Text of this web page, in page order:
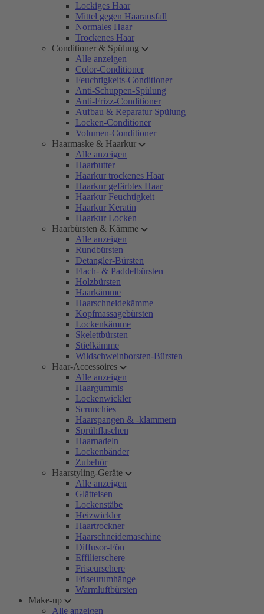
Lockiges Haar
Mittel gegen Haarausfall
Normales Haar
Trockenes Haar
Conditioner & Spülung
Alle anzeigen
Color-Conditioner
Feuchtigkeits-Conditioner
Anti-Schuppen-Spülung
Anti-Frizz-Conditioner
Aufbau & Reparatur Spülung
Locken-Conditioner
Volumen-Conditioner
Haarmaske & Haarkur
Alle anzeigen
Haarbutter
Haarkur trockenes Haar
Haarkur gefärbtes Haar
Haarkur Feuchtigkeit
Haarkur Keratin
Haarkur Locken
Haarbürsten & Kämme
Alle anzeigen
Rundbürsten
Detangler-Bürsten
Flach- & Paddelbürsten
Holzbürsten
Haarkämme
Haarschneidekämme
Kopfmassagebürsten
Lockenkämme
Skelettbürsten
Stielkämme
Wildschweinborsten-Bürsten
Haar-Accessoires
Alle anzeigen
Haargummis
Lockenwickler
Scrunchies
Haarspangen & -klammern
Sprühflaschen
Haarnadeln
Lockenbänder
Zubehör
Haarstyling-Geräte
Alle anzeigen
Glätteisen
Lockenstäbe
Heizwickler
Haartrockner
Haarschneidemaschine
Diffusor-Fön
Effilierschere
Friseurschere
Friseurumhänge
Warmluftbürsten
Make-up
Alle anzeigen